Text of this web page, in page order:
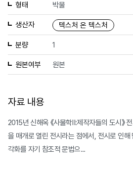
형태 박물
생산자 텍스처 온 텍스처
분량 1
원본여부 원본
자료 내용
2015년 신해옥 《사물학Ⅱ:제작자들의 도시》
을 매개로 열린 전시라는 점에서, 전시로 인해
각화를 자기 참조적 문법으...